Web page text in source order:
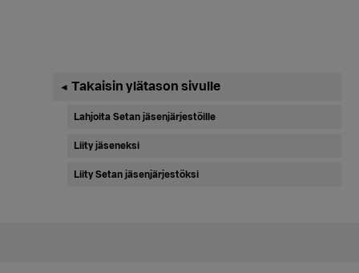
Ensisijainen
sivupalkki
◄ Takaisin ylätason sivulle
Lahjoita Setan jäsenjärjestöille
Liity jäseneksi
Liity Setan jäsenjärjestöksi